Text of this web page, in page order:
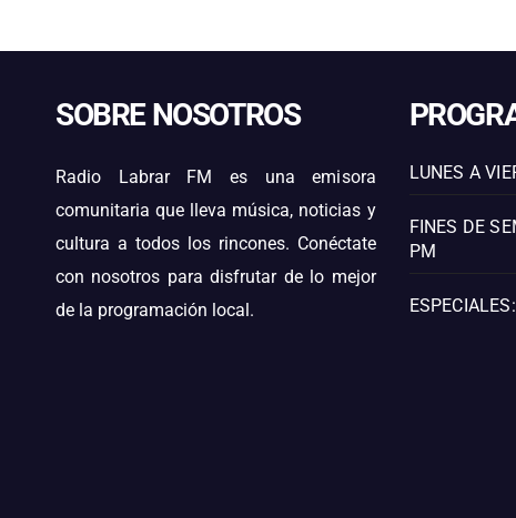
SOBRE NOSOTROS
Radio Labrar FM es una emisora
comunitaria que lleva música, noticias y
cultura a todos los rincones. Conéctate
con nosotros para disfrutar de lo mejor
de la programación local.
LUNES A
FINES DE
PM